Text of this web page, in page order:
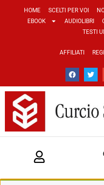
HOME SCELTI PER VOI
EBOOK
AUDIOLIBRI
TESTI
AFFILIATI